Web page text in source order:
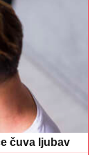
čuva ljubav